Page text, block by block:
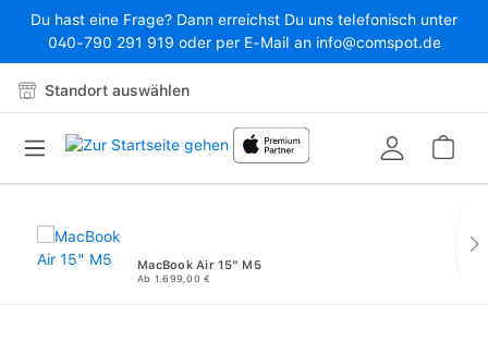
Zum Hauptinhalt springen
Du hast eine Frage? Dann erreichst Du uns telefonisch unter
040-790 291 919 oder per E-Mail an info@comspot.de
Standort auswählen
MacBook Air 15" M5
Ab 1.699,00 €